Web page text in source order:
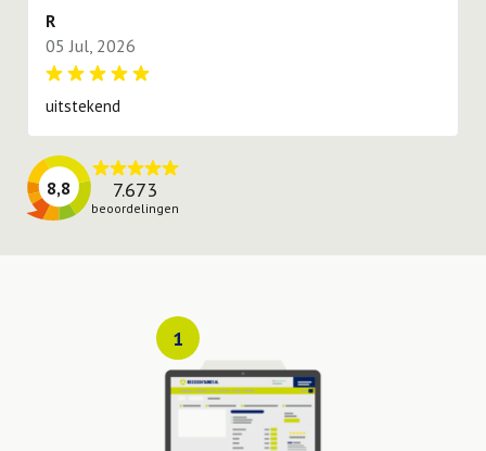
R
05 Jul, 2026
uitstekend
8,8 7.673
beoordelingen
1